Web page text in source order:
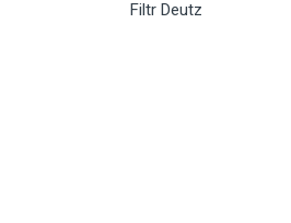
Filtr Deutz